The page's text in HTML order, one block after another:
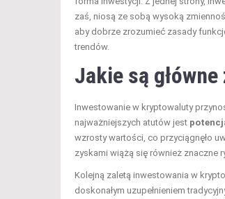
zaś, niosą ze sobą wysoką
aby dobrze zrozumieć zasady
trendów.
Jakie są
Inwestowanie w kryptowaluty
najważniejszych atutów jest
wzrosty wartości, co przyciągnęło
zyskami wiążą się również znaczne
Kolejną zaletą inwestowania w
doskonałym uzupełnieniem